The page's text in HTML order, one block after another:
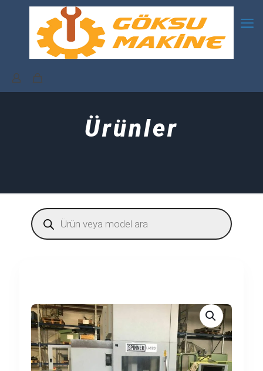
Ürünler
Products
search